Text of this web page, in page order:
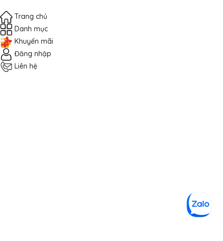
Trang chủ
Danh mục
Khuyến mãi
Đăng nhập
Liên hệ